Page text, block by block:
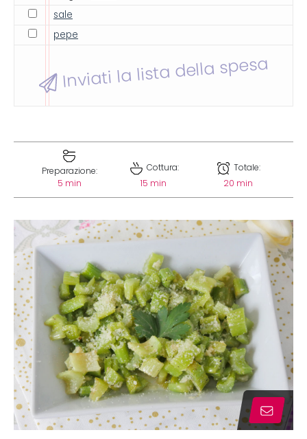
sale
pepe
Inviati la lista della spesa
Preparazione:
5 min
Cottura:
15 min
Totale:
20 min